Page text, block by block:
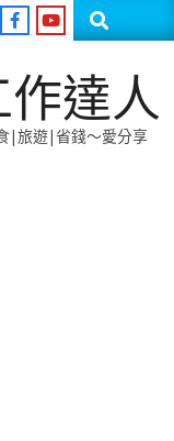
Search
作達人
|旅遊|省錢～愛分享